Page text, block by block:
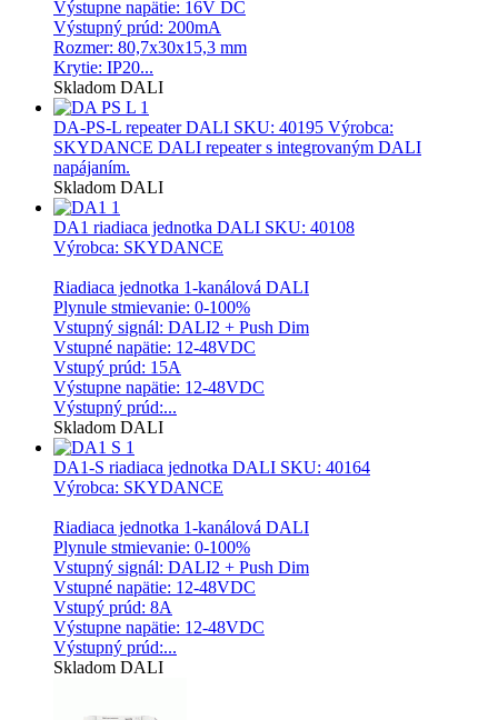
Výstupne napätie: 16V DC
Výstupný prúd: 200mA
Rozmer: 80,7x30x15,3 mm
Krytie: IP20...
Skladom DALI
DA-PS-L repeater DALI SKU: 40195 Výrobca:
SKYDANCE DALI repeater s integrovaným DALI
napájaním.
Skladom DALI
DA1 riadiaca jednotka DALI SKU: 40108
Výrobca: SKYDANCE
Riadiaca jednotka 1-kanálová DALI
Plynule stmievanie: 0-100%
Vstupný signál: DALI2 + Push Dim
Vstupné napätie: 12-48VDC
Vstupý prúd: 15A
Výstupne napätie: 12-48VDC
Výstupný prúd:...
Skladom DALI
DA1-S riadiaca jednotka DALI SKU: 40164
Výrobca: SKYDANCE
Riadiaca jednotka 1-kanálová DALI
Plynule stmievanie: 0-100%
Vstupný signál: DALI2 + Push Dim
Vstupné napätie: 12-48VDC
Vstupý prúd: 8A
Výstupne napätie: 12-48VDC
Výstupný prúd:...
Skladom DALI